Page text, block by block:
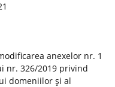
anexelor nr. 1
nr. 326/2019 privind
domeniilor şi al